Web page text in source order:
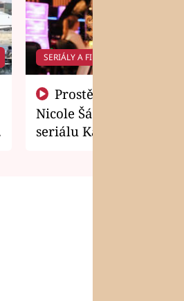
SERIÁLY A FILMY
Nicole Šáchová získala
seriálu Kamarádi